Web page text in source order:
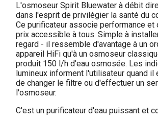
L'osmoseur Spirit Bluewater à débit
dans l'esprit de privilégier la santé du
Ce purificateur associe performance et
prix accessible à tous. Simple à
regard - il ressemble d'avantage à un
appareil HiFi qu'à un osmoseur
produit 150 l/h d'eau osmosée. Les
lumineux informent l'utilisateur quand
de changer le filtre ou d'effectuer un
l'osmoseur.
C'est un purificateur d'eau puissant et